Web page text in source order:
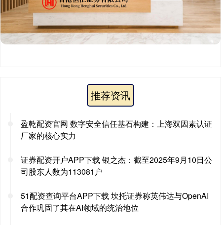
推荐资讯
盈乾配资官网 数字安全信任基石构建：上海双因素认证
厂家的核心实力
证券配资开户APP下载 银之杰：截至2025年9月10日公
司股东人数为113081户
51配资查询平台APP下载 坎托证券称英伟达与OpenAI
合作巩固了其在AI领域的统治地位